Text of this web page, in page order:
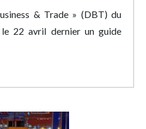
& Trade » (DBT) du
22 avril dernier un guide